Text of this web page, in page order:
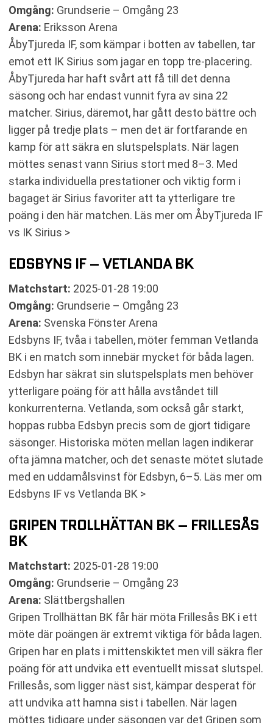
Omgång: Grundserie – Omgång 23
Arena: Eriksson Arena
ÅbyTjureda IF, som kämpar i botten av tabellen, tar
emot ett IK Sirius som jagar en topp tre-placering.
ÅbyTjureda har haft svårt att få till det denna
säsong och har endast vunnit fyra av sina 22
matcher. Sirius, däremot, har gått desto bättre och
ligger på tredje plats – men det är fortfarande en
kamp för att säkra en slutspelsplats. När lagen
möttes senast vann Sirius stort med 8–3. Med
starka individuella prestationer och viktig form i
bagaget är Sirius favoriter att ta ytterligare tre
poäng i den här matchen. Läs mer om ÅbyTjureda IF
vs IK Sirius >
EDSBYNS IF – VETLANDA BK
Matchstart: 2025-01-28 19:00
Omgång: Grundserie – Omgång 23
Arena: Svenska Fönster Arena
Edsbyns IF, tvåa i tabellen, möter femman Vetlanda
BK i en match som innebär mycket för båda lagen.
Edsbyn har säkrat sin slutspelsplats men behöver
ytterligare poäng för att hålla avståndet till
konkurrenterna. Vetlanda, som också går starkt,
hoppas rubba Edsbyn precis som de gjort tidigare
säsonger. Historiska möten mellan lagen indikerar
ofta jämna matcher, och det senaste mötet slutade
med en uddamålsvinst för Edsbyn, 6–5. Läs mer om
Edsbyns IF vs Vetlanda BK >
GRIPEN TROLLHÄTTAN BK – FRILLESÅS
BK
Matchstart: 2025-01-28 19:00
Omgång: Grundserie – Omgång 23
Arena: Slättbergshallen
Gripen Trollhättan BK får här möta Frillesås BK i ett
möte där poängen är extremt viktiga för båda lagen.
Gripen har en plats i mittenskiktet men vill säkra fler
poäng för att undvika ett eventuellt missat slutspel.
Frillesås, som ligger näst sist, kämpar desperat för
att undvika att hamna sist i tabellen. När lagen
möttes tidigare under säsongen var det Gripen som